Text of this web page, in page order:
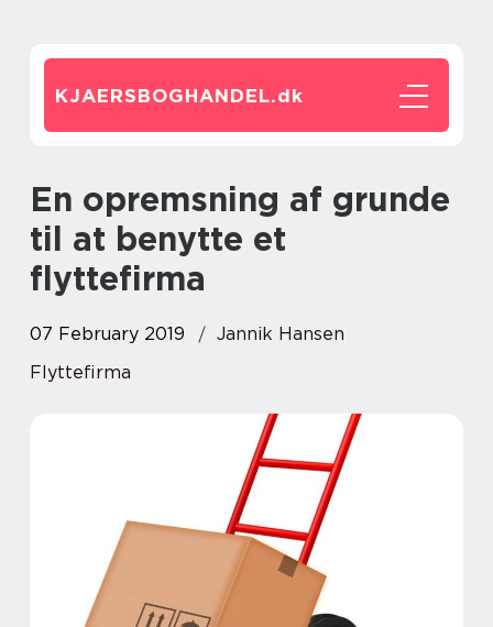
KJAERSBOGHANDEL.dk
En opremsning af grunde
til at benytte et
flyttefirma
07 February 2019
Jannik Hansen
Flyttefirma